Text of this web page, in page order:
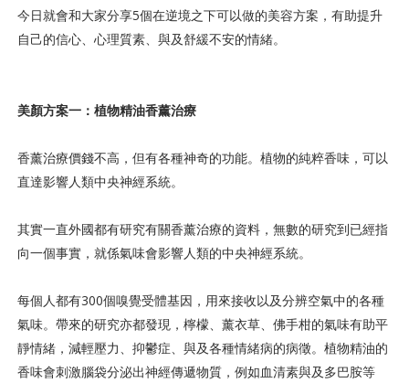
今日就會和大家分享5個在逆境之下可以做的美容方案，有助提升
自己的信心、心理質素、與及舒緩不安的情緒。
美顏方案一：植物精油香薰治療
香薰治療價錢不高，但有各種神奇的功能。植物的純粹香味，可以
直達影響人類中央神經系統。
其實一直外國都有研究有關香薰治療的資料，無數的研究到已經指
向一個事實，就係氣味會影響人類的中央神經系統。
每個人都有300個嗅覺受體基因，用來接收以及分辨空氣中的各種
氣味。帶來的研究亦都發現，檸檬、薰衣草、佛手柑的氣味有助平
靜情緒，減輕壓力、抑鬱症、與及各種情緒病的病徵。植物精油的
香味會刺激腦袋分泌出神經傳遞物質，例如血清素與及多巴胺等